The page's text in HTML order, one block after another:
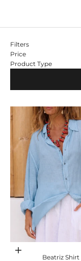
Filters
Price
Product Type
Adicionar ao carrinho
Beatriz Shirt